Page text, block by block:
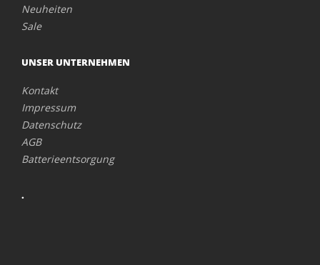
Neuheiten
Sale
UNSER UNTERNEHMEN
Kontakt
Impressum
Datenschutz
AGB
Batterieentsorgung
.